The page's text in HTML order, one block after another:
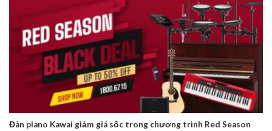
Đàn piano Kawai giảm giá sốc trong chương trình Red Season